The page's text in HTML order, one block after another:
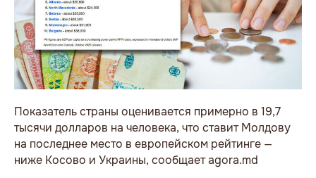
Показатель страны оценивается примерно в 19,7
тысячи долларов на человека, что ставит Молдову
на последнее место в европейском рейтинге —
ниже Косово и Украины, сообщает agora.md